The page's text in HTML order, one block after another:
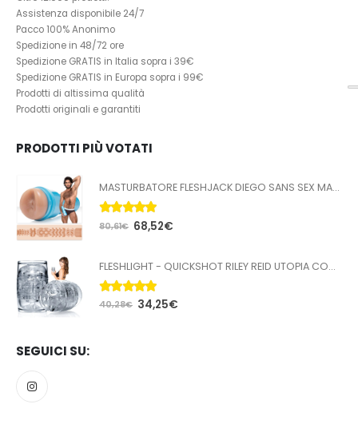
Assistenza disponibile 24/7
Pacco 100% Anonimo
Spedizione in 48/72 ore
Spedizione GRATIS in Italia sopra i 39€
Spedizione GRATIS in Europa sopra i 99€
Prodotti di altissima qualità
Prodotti originali e garantiti
PRODOTTI PIÙ VOTATI
MASTURBATORE FLESHJACK DIEGO SANS SEX MACHINE BUTT
5.00Su 5
80,61€ 68,52€
FLESHLIGHT - QUICKSHOT RILEY REID UTOPIA COMPATTA
5.00Su 5
40,28€ 34,25€
SEGUICI SU: